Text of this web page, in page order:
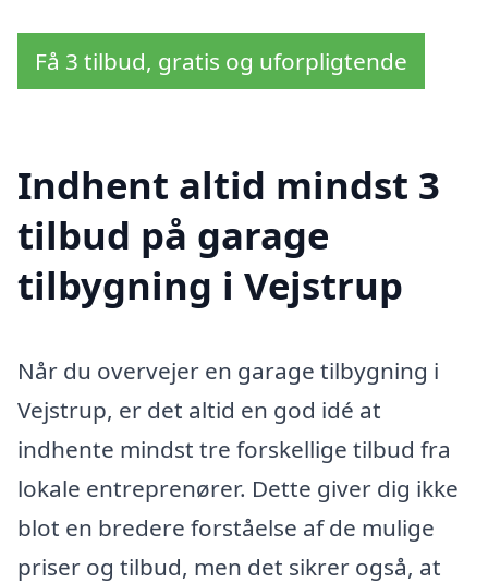
Få 3 tilbud, gratis og uforpligtende
Indhent altid mindst 3
tilbud på garage
tilbygning i Vejstrup
Når du overvejer en garage tilbygning i
Vejstrup, er det altid en god idé at
indhente mindst tre forskellige tilbud fra
lokale entreprenører. Dette giver dig ikke
blot en bredere forståelse af de mulige
priser og tilbud, men det sikrer også, at